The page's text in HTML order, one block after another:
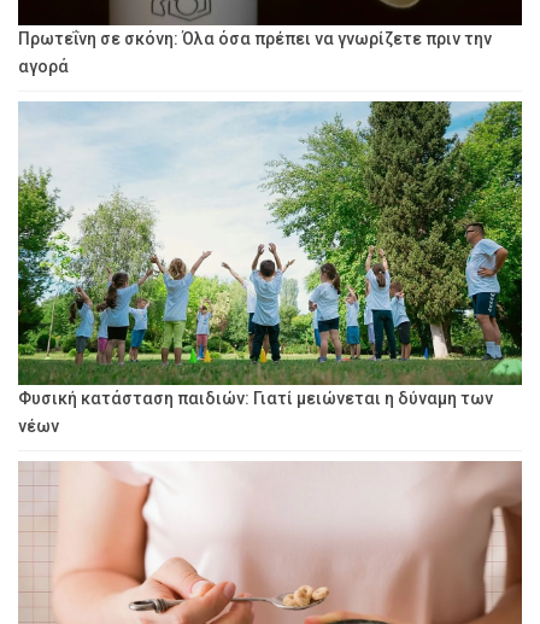
Πρωτεΐνη σε σκόνη: Όλα όσα πρέπει να γνωρίζετε πριν την
αγορά
Φυσική κατάσταση παιδιών: Γιατί μειώνεται η δύναμη των
νέων